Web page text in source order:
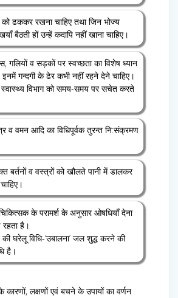
को ढककर रखना चाहिए तथा जिन भोज्य
बैठती हों उन्हें कदापि नहीं खाना चाहिए।
गलियों व सड़कों पर स्वच्छता का विशेष ध्यान
इनमें गन्दगी के ढेर कभी नहीं रहने देने चाहिए।
स्वास्थ्य विभाग को समय-समय पर सचेत करते
व वमन आदि का विधिपूर्वक तुरन्त नि:संक्रमण
बर्तनों व वस्त्रों को खौलते पानी में डालकर
चिकित्सक के परामर्श के अनुसार ओषधियाँ देना
रहता है।
घरेलू विधि-‘उबालना’ जल शुद्ध करने की
है।
कारणों, लक्षणों एवं बचने के उपायों का वर्णन